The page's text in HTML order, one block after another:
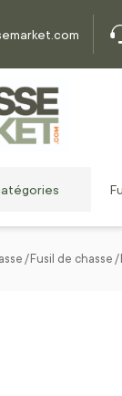
Fusil de chasse